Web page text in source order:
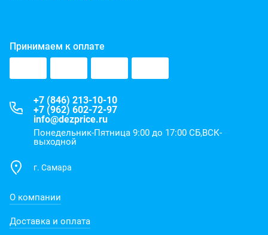
Принимаем к оплате
+7 (846) 213-10-10
+7 (962) 602-72-97
info@dezprice.ru
Понедельник-Пятница 9:00 до 17:00 СБ,ВСК-
выходной
г. Самара
О компании
Доставка и оплата